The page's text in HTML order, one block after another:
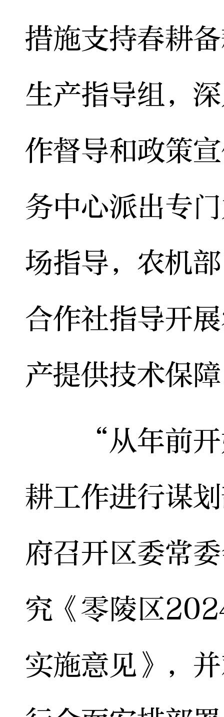
措施支持春耕
生产指导组，
作督导和政策
务中心派出专
场指导，农机
合作社指导开
产提供技术保
“从年前开
耕工作进行谋
府召开区委常
究《零陵区
实施意见》，